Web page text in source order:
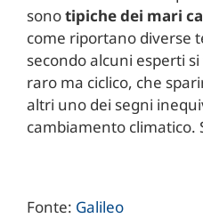
sonotipiche dei mari
come riportano diverse
secondo alcuni esperti
raro ma ciclico, che
altri uno dei segni
cambiamento climatico.
Fonte: Galileo